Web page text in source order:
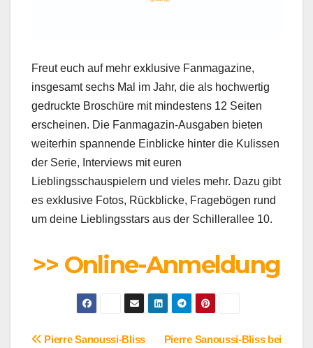
Freut euch auf mehr exklusive Fanmagazine,
insgesamt sechs Mal im Jahr, die als hochwertig
gedruckte Broschüre mit mindestens 12 Seiten
erscheinen. Die Fanmagazin-Ausgaben bieten
weiterhin spannende Einblicke hinter die Kulissen
der Serie, Interviews mit euren
Lieblingsschauspielern und vieles mehr. Dazu gibt
es exklusive Fotos, Rückblicke, Fragebögen rund
um deine Lieblingsstars aus der Schillerallee 10.
>> Online-Anmeldung
Pierre Sanoussi-Bliss bei
Pierre Sanoussi-Bliss